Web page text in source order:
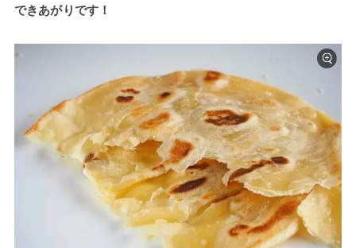
できあがりです！